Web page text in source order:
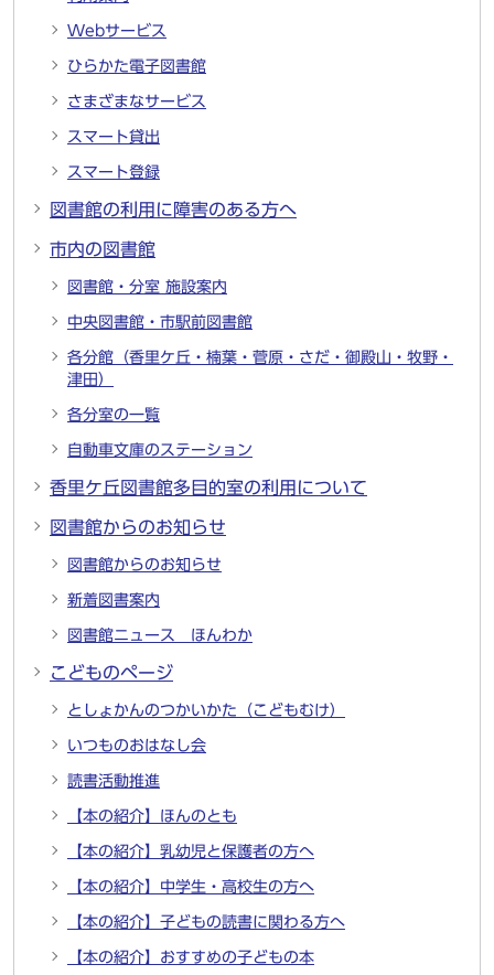
Webサービス
ひらかた電子図書館
さまざまなサービス
スマート貸出
スマート登録
図書館の利用に障害のある方へ
市内の図書館
図書館・分室 施設案内
中央図書館・市駅前図書館
各分館（香里ケ丘・楠葉・菅原・さだ・御殿山・牧野・
津田）
各分室の一覧
自動車文庫のステーション
香里ケ丘図書館多目的室の利用について
図書館からのお知らせ
図書館からのお知らせ
新着図書案内
図書館ニュース ほんわか
こどものページ
としょかんのつかいかた（こどもむけ）
いつものおはなし会
読書活動推進
【本の紹介】ほんのとも
【本の紹介】乳幼児と保護者の方へ
【本の紹介】中学生・高校生の方へ
【本の紹介】子どもの読書に関わる方へ
【本の紹介】おすすめの子どもの本